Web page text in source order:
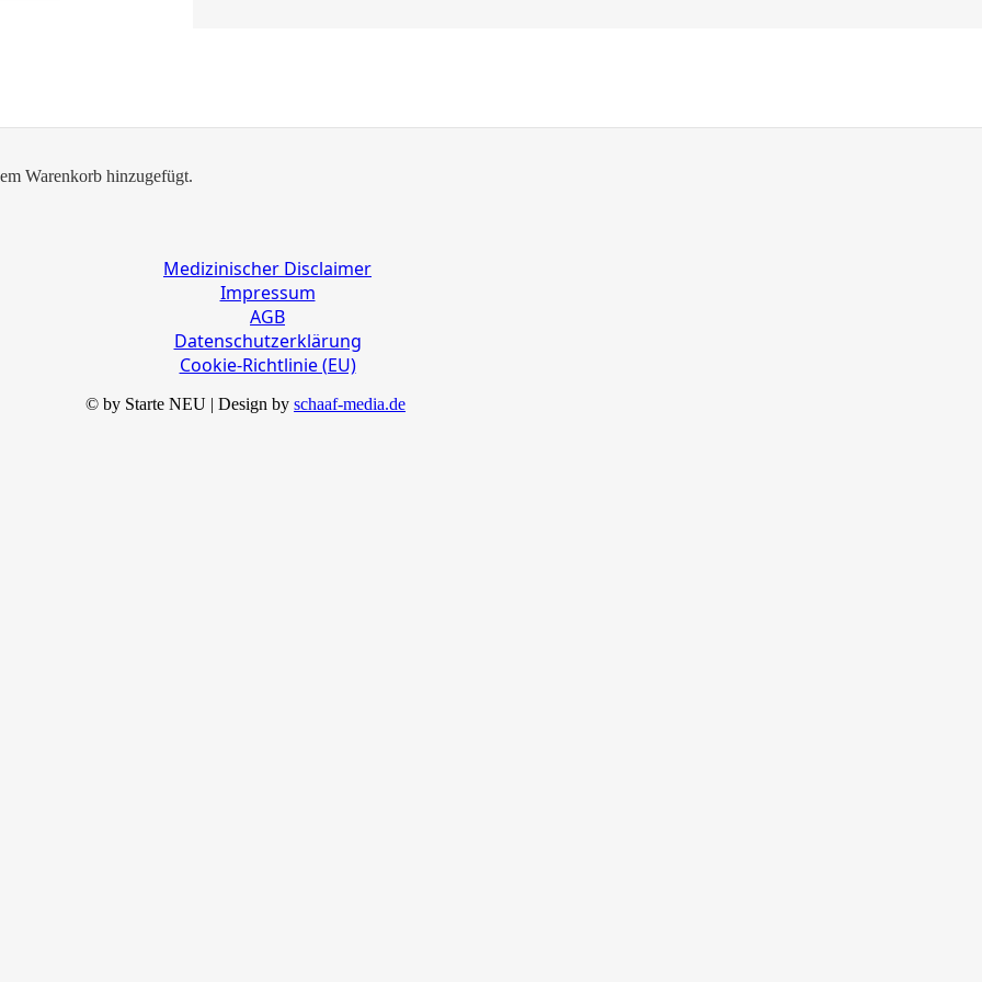
Warenkorb hinzugefügt.
Medizinischer Disclaimer
Impressum
AGB
Datenschutzerklärung
Cookie-Richtlinie (EU)
© by Starte NEU | Design by schaaf-media.de